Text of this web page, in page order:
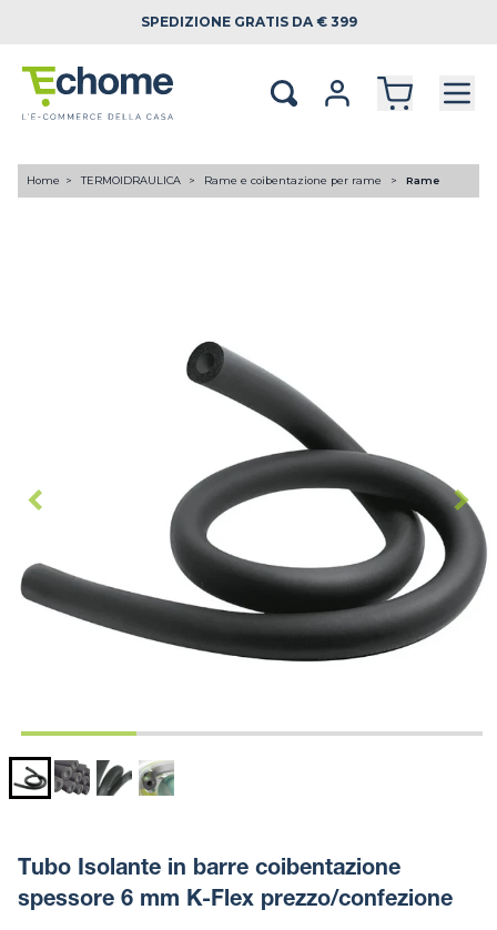
SPEDIZIONE GRATIS DA € 399
Home TERMOIDRAULICA Rame e coibentazione per rame Rame
Tubo Isolante in barre coibentazione
spessore 6 mm K-Flex prezzo/confezione